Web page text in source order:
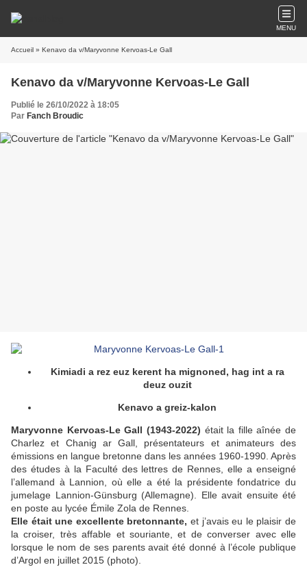
MENU
Accueil » Kenavo da v/Maryvonne Kervoas-Le Gall
Kenavo da v/Maryvonne Kervoas-Le Gall
Publié le 26/10/2022 à 18:05
Par Fanch Broudic
Kimiadi a rez euz kerent ha mignoned, hag int a ra
deuz ouzit
Kenavo a greiz-kalon
Maryvonne Kervoas-Le Gall (1943-2022) était la fille aînée de
Charlez et Chanig ar Gall, présentateurs et animateurs des
émissions en langue bretonne dans les années 1960-1990. Après
des études à la Faculté des lettres de Rennes, elle a enseigné
l’allemand à Lannion, où elle a été la présidente fondatrice du
jumelage Lannion-Günsburg (Allemagne) . Elle avait ensuite été
en poste au lycée Émile Zola de Rennes.
Elle était une excellente bretonnante, et j’avais eu le plaisir de
la croiser, très affable et souriante, et de converser avec elle
lorsque le nom de ses parents avait été donné à l’école publique
d’Argol en juillet 2015 (photo).